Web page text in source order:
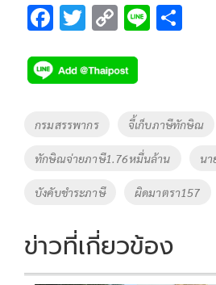
F
e
b
o
o
k
T
tt
er
C
p
y
Li
n
k
Li
Tags
กรมสรรพากร จี้เก็บภาษีทักษิณ
ทักษิณจ่ายภาษี1.76หมื่นล้าน นา
บังคับชำระภาษี ผิดมาตรา157
ข่าวที่เกี่ยวข้อง